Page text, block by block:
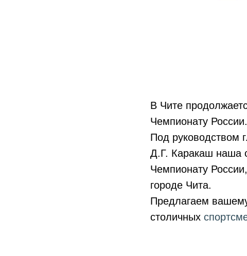
В Чите
Чемпионату России.
Под руководством
Д.Г. Каракаш наша
Чемпионату
городе Чита.
Предлагаем
столичных